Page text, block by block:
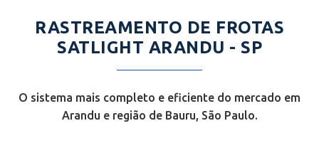
RASTREAMENTO DE FROTAS
SATLIGHT ARANDU - SP
O sistema mais completo e eficiente do mercado em
Arandu e região de Bauru, São Paulo.